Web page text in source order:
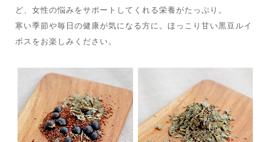
ど、女性の悩みをサポートしてくれる栄養がたっぷり。
寒い季節や毎日の健康が気になる方に。ほっこり甘い黒豆ルイ
ボスをお楽しみください。